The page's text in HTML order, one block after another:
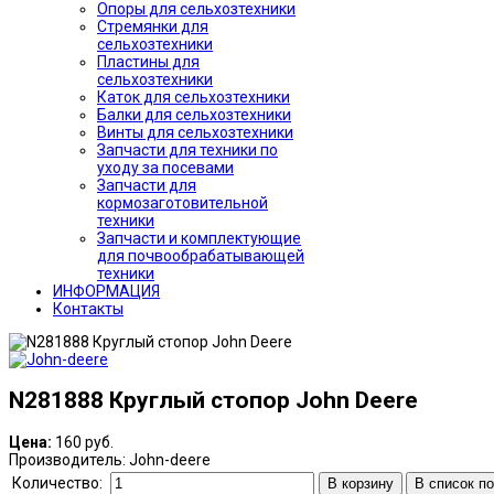
Опоры для сельхозтехники
Стремянки для
сельхозтехники
Пластины для
сельхозтехники
Каток для сельхозтехники
Балки для сельхозтехники
Винты для сельхозтехники
Запчасти для техники по
уходу за посевами
Запчасти для
кормозаготовительной
техники
Запчасти и комплектующие
для почвообрабатывающей
техники
ИНФОРМАЦИЯ
Контакты
N281888 Круглый стопор John Deere
Цена: 160 руб.
Производитель: John-deere
Количество:
В корзину В список